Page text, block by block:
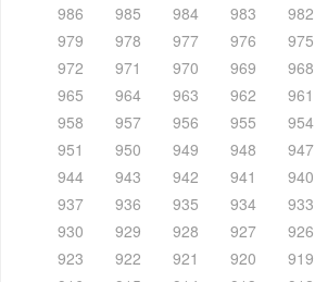
986
985 984 983 982
979
978 977 976 975
972
971 970 969 968
965
964 963 962 961
958
957 956 955 954
951
950 949 948 947
944
943 942 941 940
937
936 935 934 933
930
929 928 927 926
923
922 921 920 919